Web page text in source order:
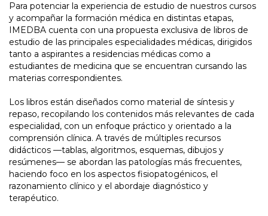
Para potenciar la experiencia de estudio de nuestros cursos
y acompañar la formación médica en distintas etapas,
IMEDBA cuenta con una propuesta exclusiva de libros de
estudio de las principales especialidades médicas, dirigidos
tanto a aspirantes a residencias médicas como a
estudiantes de medicina que se encuentran cursando las
materias correspondientes.
Los libros están diseñados como material de síntesis y
repaso, recopilando los contenidos más relevantes de cada
especialidad, con un enfoque práctico y orientado a la
comprensión clínica. A través de múltiples recursos
didácticos —tablas, algoritmos, esquemas, dibujos y
resúmenes— se abordan las patologías más frecuentes,
haciendo foco en los aspectos fisiopatogénicos, el
razonamiento clínico y el abordaje diagnóstico y
terapéutico.